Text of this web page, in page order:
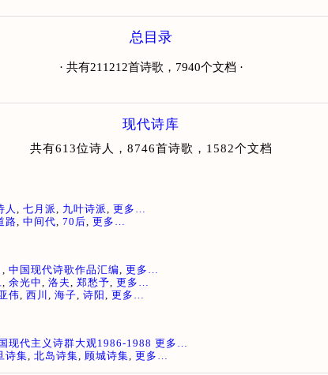
总目录
· 共有211212首诗歌，7940个文档 ·
现代诗库
共有613位诗人，8746首诗歌，1582个文档
人, 七月派, 九叶诗派, 更多…
路, 中间代, 70后, 更多…
, 中国现代诗歌作品汇编, 更多…
, 余光中, 洛夫, 郑愁予, 更多…
伟, 西川 , 海子, 诗阳 , 更多…
现代主义诗群大观1986-1988 更多…
诗集, 北岛诗集, 顾城诗集, 更多…